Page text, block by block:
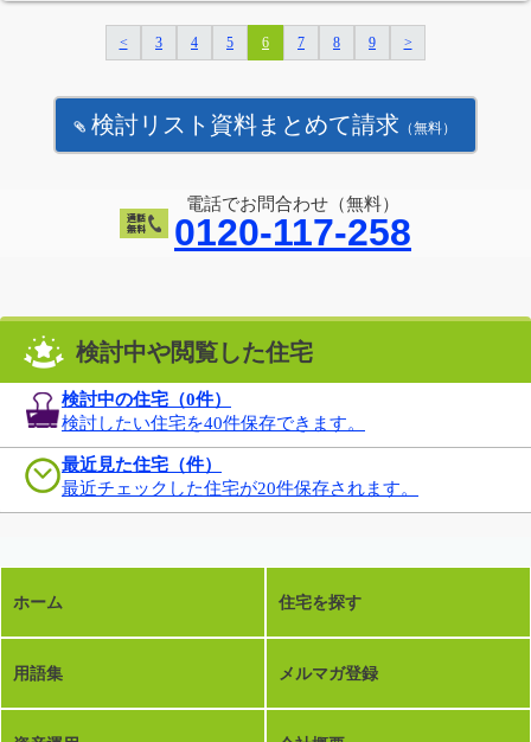
< 3 4 5 6 7 8 9 >
検討リスト資料まとめて請求 （無料）
電話でお問合わせ（無料）
0120-117-258
検討中や閲覧した住宅
検討中の住宅（0件）
検討したい住宅を40件保存できます。
最近見た住宅（件）
最近チェックした住宅が20件保存されます。
ホーム 住宅を探す
用語集 メルマガ登録